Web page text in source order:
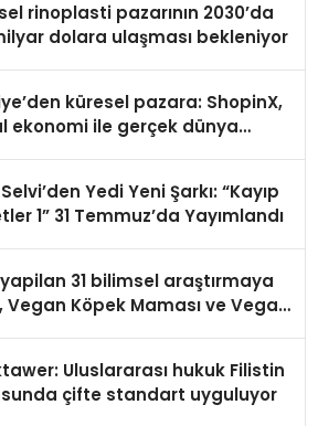
rinoplasti pazarının 2030’da
dolara ulaşması bekleniyor
küresel pazara: ShopinX,
ekonomi ile gerçek dünya
Yedi Yeni Şarkı: “Kayıp
1” 31 Temmuz’da Yayımlandı
31 bilimsel araştırmaya
Vegan Köpek Maması ve Vegan
Uluslararası hukuk Filistin
çifte standart uyguluyor